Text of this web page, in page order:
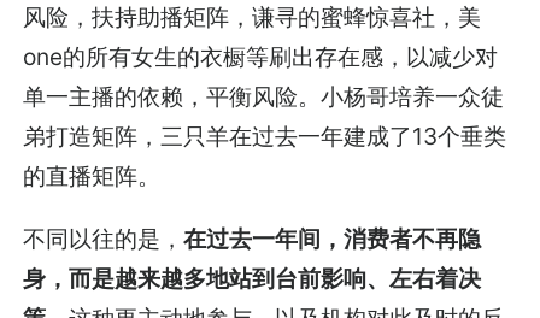
风险，扶持助播矩阵，谦寻的蜜蜂惊喜社，美
one的所有女生的衣橱等刷出存在感，以减少对
单一主播的依赖，平衡风险。小杨哥培养一众徒
弟打造矩阵，三只羊在过去一年建成了13个垂类
的直播矩阵。
不同以往的是，在过去一年间，消费者不再隐
身，而是越来越多地站到台前影响、左右着决